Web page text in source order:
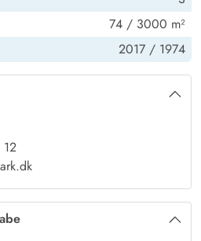
kühlen Glas Wein den Abend
und eure Hunde können
um die Wette toben.
74 / 3000 m²
2017 / 1974
Ja
Kanäle) Ja